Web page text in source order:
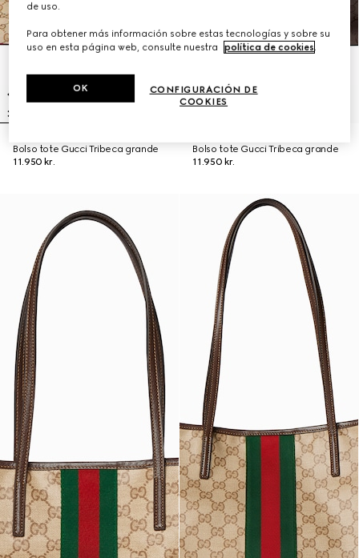
Bolso tote Gucci Tribeca grande
11.950 kr.
Bolso tote Gucci Tribeca grande
11.950 kr.
de uso.
Para obtener más información sobre estas tecnologías y sobre su
uso en esta página web, consulte nuestra
política de cookies.
CONFIGURACIÓN DE
COOKIES
OK